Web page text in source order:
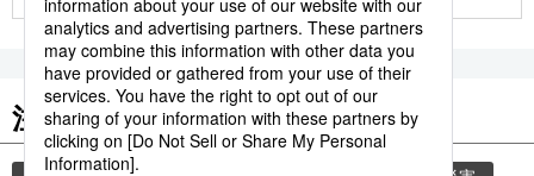
注目のキーワード